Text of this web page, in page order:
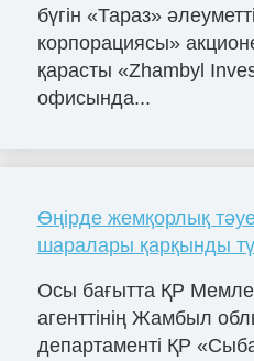
бүгін «Тараз»
корпорациясы»
қарасты «Zhambyl
офисында...
Өңірде жемқорлық
шаралары қарқынды
Осы бағытта ҚР
агенттінің Жамбыл
департаменті ҚР